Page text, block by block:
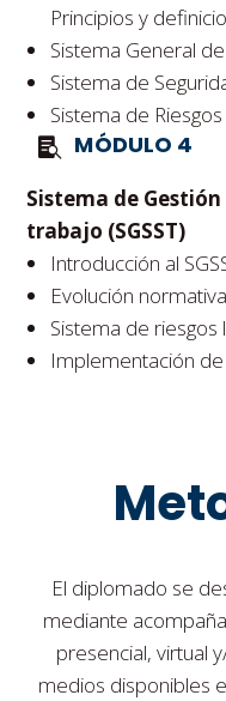
Principios y
Sistema General
Sistema de
Sistema de
MÓDULO 4
Sistema de
trabajo (SGSST)
Introducción al
Evolución normativa
Sistema de riesgos
Implementación de
El diplomado se
mediante
presencial, virtual
medios disponibles